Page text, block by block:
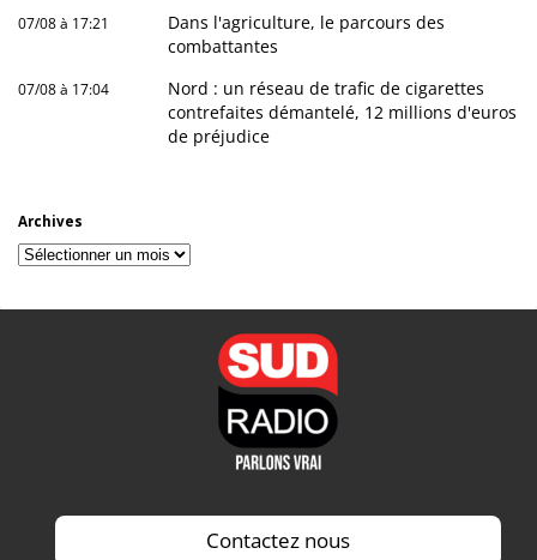
07/08 à 17:21
Dans l'agriculture, le parcours des
combattantes
07/08 à 17:04
Nord : un réseau de trafic de cigarettes
contrefaites démantelé, 12 millions d'euros
de préjudice
Archives
Archives
Contactez nous